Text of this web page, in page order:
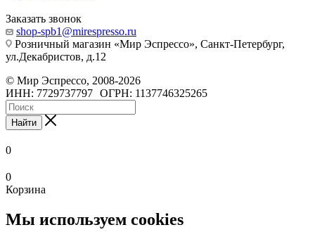
Заказать звонок
shop-spb1@mirespresso.ru
Розничный магазин «Мир Эспрессо», Санкт-Петербург,
ул.Декабристов, д.12
© Мир Эспрессо, 2008-2026
ИНН: 7729737797 ОГРН: 1137746325265
Найти
0
0
Корзина
Мы используем cookies